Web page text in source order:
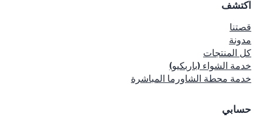
اكتشف
قصتنا
مدونة
كل المنتجات
خدمة الشواء (باربكيو)
خدمة محطة الشاورما المباشرة
حسابي